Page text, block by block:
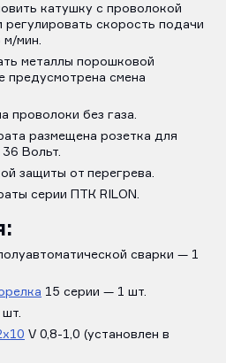
катушку с проволокой
регулировать скорость подачи
мин.
металлы порошковой
предусмотрена смена
проволоки без газа.
размещена розетка для
36 Вольт.
защиты от перегрева.
серии ПТК RILON.
сварки — 1
15 серии — 1 шт.
V 0,8-1,0 (установлен в